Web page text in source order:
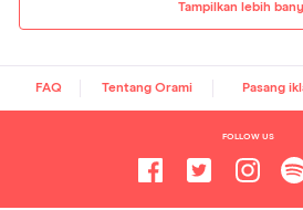
Tampilkan lebih
FAQ Tentang Orami Pasang
FOLLOW US